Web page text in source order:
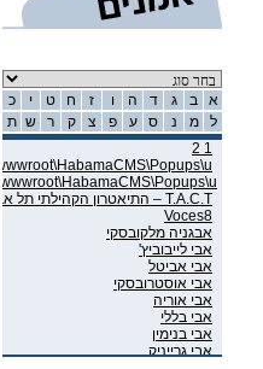
כ י ט ח ז ו ה ד ג ב
א
ת ש ר ק צ פ ע ס נ מ
ל
1 2
T.A.C.T – התיאטרון הקהילתי תל אביב
Voces8
אבגניה מלקובסקי
אבי לייבוביץ'
אבי אביטל
אבי אוסטרובסקי
אבי אוריה
אבי בללי
אבי בנימין
אבי גרייניק